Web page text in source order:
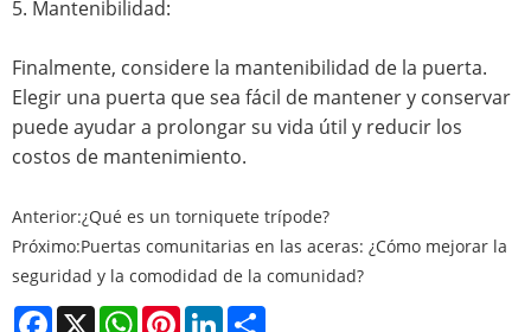
5. Mantenibilidad:
Finalmente, considere la mantenibilidad de la puerta.
Elegir una puerta que sea fácil de mantener y conservar
puede ayudar a prolongar su vida útil y reducir los
costos de mantenimiento.
Anterior:¿Qué es un torniquete trípode?
Próximo:Puertas comunitarias en las aceras: ¿Cómo mejorar la
seguridad y la comodidad de la comunidad?
Facebook
X WhatsAppPinterestLinkedIn